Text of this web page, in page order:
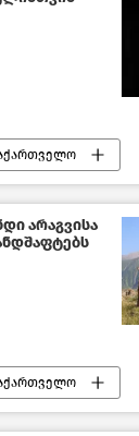
სამინისტრო
აჭარა
არაგვისა